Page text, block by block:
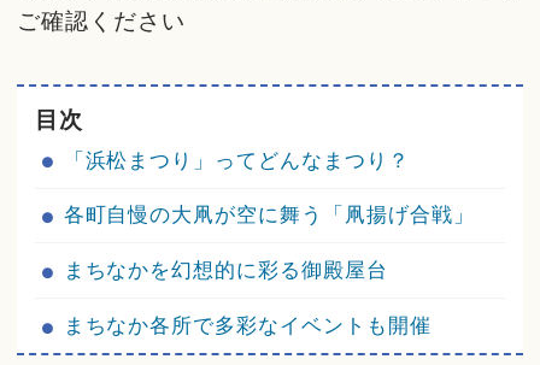
ご確認ください
目次
「浜松まつり」ってどんなまつり？
各町自慢の大凧が空に舞う「凧揚げ合戦」
まちなかを幻想的に彩る御殿屋台
まちなか各所で多彩なイベントも開催